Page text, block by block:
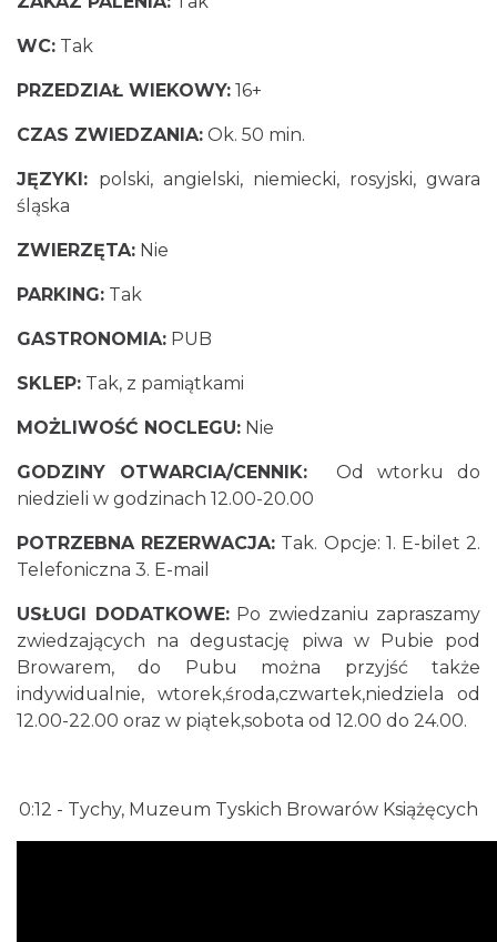
WC: Tak
PRZEDZIAŁ WIEKOWY: 16+
CZAS ZWIEDZANIA: Ok. 50 min.
JĘZYKI: polski, angielski, niemiecki, rosyjski, gwara
śląska
ZWIERZĘTA: Nie
PARKING: Tak
GASTRONOMIA: PUB
SKLEP: Tak, z pamiątkami
MOŻLIWOŚĆ NOCLEGU: Nie
GODZINY OTWARCIA/CENNIK: Od wtorku do
niedzieli w godzinach 12.00-20.00
POTRZEBNA REZERWACJA: Tak. Opcje: 1. E-bilet 2.
Telefoniczna 3. E-mail
USŁUGI DODATKOWE:Po zwiedzaniu zapraszamy
zwiedzających na degustację piwa w Pubie pod
Browarem, do Pubu można przyjść także
indywidualnie, wtorek,środa,czwartek,niedziela od
12.00-22.00 oraz w piątek,sobota od 12.00 do 24.00.
0:12 - Tychy, Muzeum Tyskich Browarów Książęcych